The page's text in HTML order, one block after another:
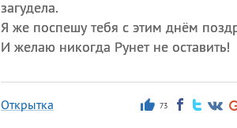
загудела.
Я же поспешу тебя с этим днём
И желаю никогда Рунет не оставить!
Открытка 73